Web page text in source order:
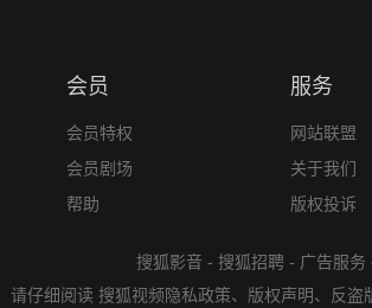
会员
会员特权
会员剧场
帮助
服务
网站联盟
关于我们
版权投诉
搜狐影音 - 搜狐招聘 - 广告服务
请仔细阅读 搜狐视频隐私政策、 版权声明 、 反盗